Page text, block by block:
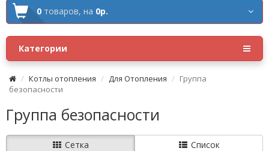
0 товаров, на 0р.
Категории
Котлы отопления Для Отопления
Группа
безопасности
Группа безопасности
Сетка Список